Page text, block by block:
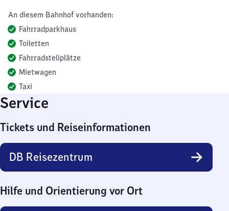
An diesem Bahnhof vorhanden:
Fahrradparkhaus
Toiletten
Fahrradstellplätze
Mietwagen
Taxi
Service
Tickets und Reiseinformationen
DB Reisezentrum
Hilfe und Orientierung vor Ort